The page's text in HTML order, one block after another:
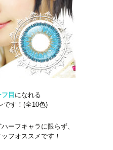
目 になれる
です！(全10色)
ハーフキャラに限らず、
フオススメです！